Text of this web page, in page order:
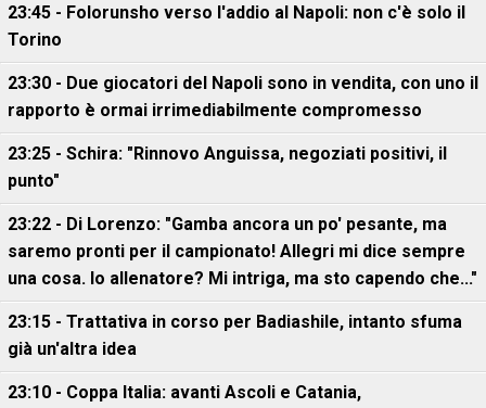
23:45 - Folorunsho verso l'addio al Napoli: non c'è solo il
Torino
23:30 - Due giocatori del Napoli sono in vendita, con uno il
rapporto è ormai irrimediabilmente compromesso
23:25 - Schira: "Rinnovo Anguissa, negoziati positivi, il
punto"
23:22 - Di Lorenzo: "Gamba ancora un po' pesante, ma
saremo pronti per il campionato! Allegri mi dice sempre
una cosa. Io allenatore? Mi intriga, ma sto capendo che..."
23:15 - Trattativa in corso per Badiashile, intanto sfuma
già un'altra idea
23:10 - Coppa Italia: avanti Ascoli e Catania,